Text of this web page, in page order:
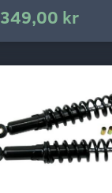
349,00 kr